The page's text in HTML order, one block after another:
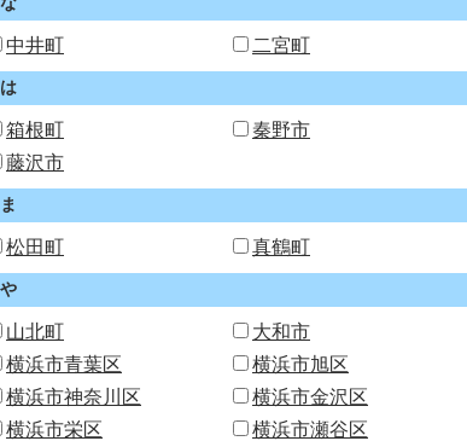
中井町 二宮町
は
箱根町 秦野市
藤沢市
ま
松田町 真鶴町
や
山北町 大和市
横浜市青葉区
横浜市旭区
横浜市神奈川区
横浜市金沢区
横浜市栄区
横浜市瀬谷区